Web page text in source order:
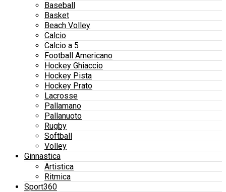
Baseball
Basket
Beach Volley
Calcio
Calcio a 5
Football Americano
Hockey Ghiaccio
Hockey Pista
Hockey Prato
Lacrosse
Pallamano
Pallanuoto
Rugby
Softball
Volley
Ginnastica
Artistica
Ritmica
Sport360